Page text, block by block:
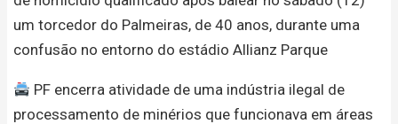
um torcedor do Palmeiras, de 40 anos, durante uma
confusão no entorno do estádio Allianz Parque
PF encerra atividade de uma indústria ilegal de
processamento de minérios que funcionava em áreas